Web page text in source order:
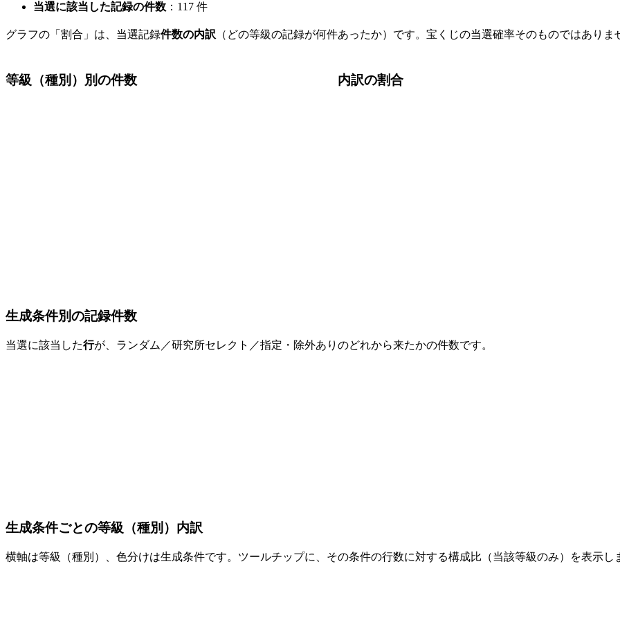
当選に該当した記録の件数 ：117 件
グラフの「割合」は、当選記録件数の内訳 （どの等級の記録が何件あったか）です。宝くじの当選確率そのものではありま
等級（種別）別の件数 内訳の割合
生成条件別の記録件数
当選に該当した行が、ランダム／研究所セレクト／指定・除外ありのどれから来たかの件数です。
生成条件ごとの等級（種別）内訳
横軸は等級（種別）、色分けは生成条件です。ツールチップに、その条件の行数に対する構成比（当該等級のみ）を表示し